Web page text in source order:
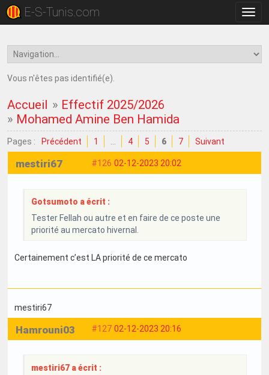
la
E-S-Tunis.com
Vous n'êtes pas identifié(e).
Accueil » Effectif 2025/2026
» Mohamed Amine Ben Hamida
Pages : Précédent 1 4 5 6 7 Suivant
#126 02-12-2023 20:02
mestiri67
Gotsumoto a écrit :
Tester Fellah ou autre et en faire de ce poste une
priorité au mercato hivernal.
Certainement c’est LA priorité de ce mercato
mestiri67
#127 02-12-2023 20:16
Hamrouni03
mestiri67 a écrit :